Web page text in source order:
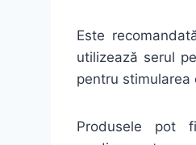
Este
utilizează serul
pentru stimularea
Produsele pot